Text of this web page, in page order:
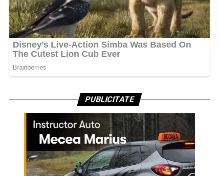
PUBLICITATE